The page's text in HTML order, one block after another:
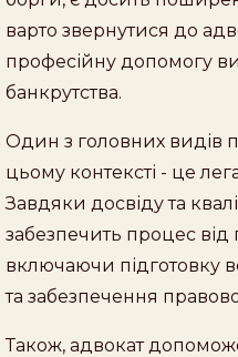
варто звернутися до
професійну допомогу
банкрутства.
Один з головних видів
цьому контексті - це
Завдяки досвіду та
забезпечить процес від
включаючи підготовку
та забезпечення
Також, адвокат